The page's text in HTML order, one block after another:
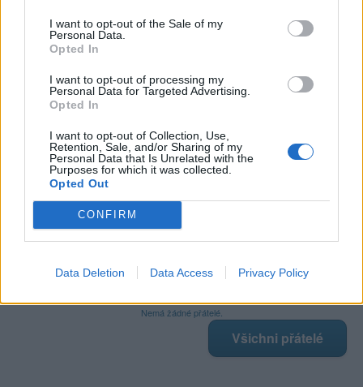
I want to opt-out of the Sale of my
Personal Data.
Opted In
I want to opt-out of processing my
Personal Data for Targeted Advertising.
Opted In
I want to opt-out of Collection, Use,
Retention, Sale, and/or Sharing of my
Personal Data that Is Unrelated with the
Purposes for which it was collected.
Opted Out
CONFIRM
Data Deletion Data Access Privacy Policy
Líbí se:0
Oblibené místnosti
Sledované diskuze
Poslední 3 příspěvky na mé zdi
Zobrazit celou mou zeď
Nemá žádné přátelé.
Všichni přátelé